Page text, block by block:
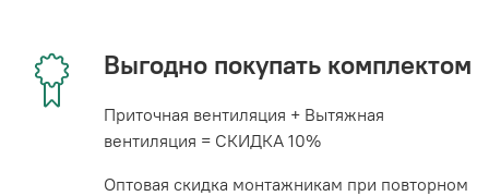
Выгодно покупать комплектом
Приточная вентиляция + Вытяжная
вентиляция = СКИДКА 10%
Оптовая скидка монтажникам при повторном